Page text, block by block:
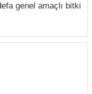
genel amaçlı bitki